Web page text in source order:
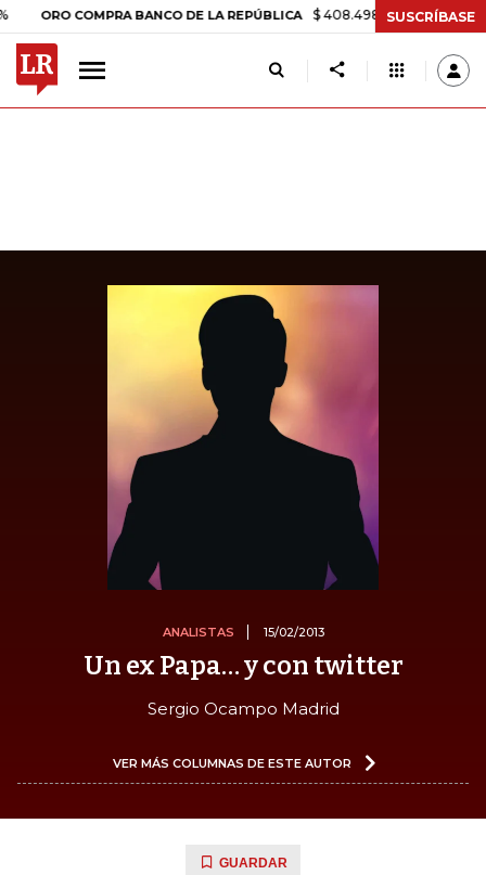
COMPRA BANCO DE LA REPÚBLICA $ 408.498,97 +$ 8.753,81 +2,19%
SUSCRÍBASE
ANALISTAS 15/02/2013
Un ex Papa… y con twitter
Sergio Ocampo Madrid
VER MÁS COLUMNAS DE ESTE AUTOR
GUARDAR